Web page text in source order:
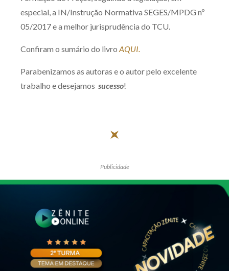
especial, a IN/Instrução Normativa SEGES/MPDG nº
05/2017 e a melhor jurisprudência do TCU.
Confiram o sumário do livro AQUI.
Parabenizamos as autoras e o autor pelo excelente
trabalho e desejamos sucesso!
Publicidade